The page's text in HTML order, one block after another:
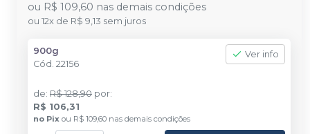
ou R$ 109,60 nas demais condições
ou 12x de R$ 9,13 sem juros
900g
Cód. 22156
Ver info
de: R$ 128,90 por:
R$ 106,31
no Pix ou R$ 109,60 nas demais condições